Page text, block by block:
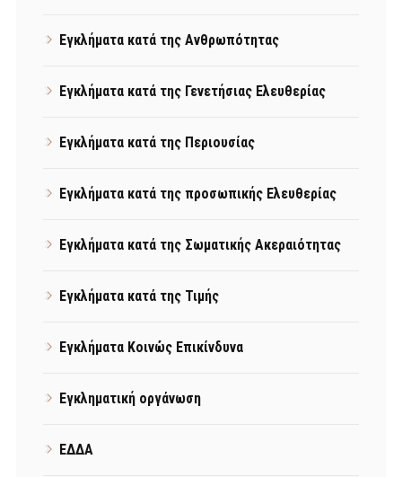
Εγκλήματα κατά της Ανθρωπότητας
Εγκλήματα κατά της Γενετήσιας Ελευθερίας
Εγκλήματα κατά της Περιουσίας
Εγκλήματα κατά της προσωπικής Ελευθερίας
Εγκλήματα κατά της Σωματικής Ακεραιότητας
Εγκλήματα κατά της Τιμής
Εγκλήματα Κοινώς Επικίνδυνα
Εγκληματική οργάνωση
ΕΔΔΑ